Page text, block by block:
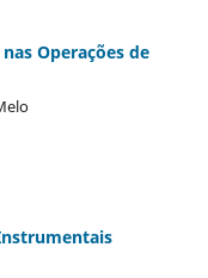
Operações de